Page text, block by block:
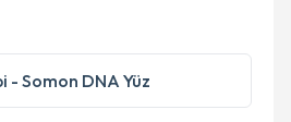
- Somon DNA Yüz